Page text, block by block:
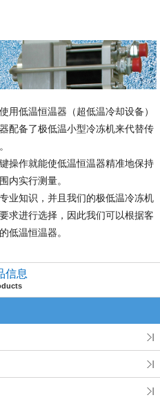
信息
用低温恒温器（超低温冷却设备）
配备了极低温小型冷冻机来代替传
操作就能使低温恒温器精准地保持
内实行测量。
业知识，并且我们的极低温冷冻机
求进行选择，因此我们可以根据客
低温恒温器。